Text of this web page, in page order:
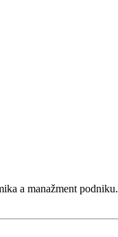
a manažment podniku.